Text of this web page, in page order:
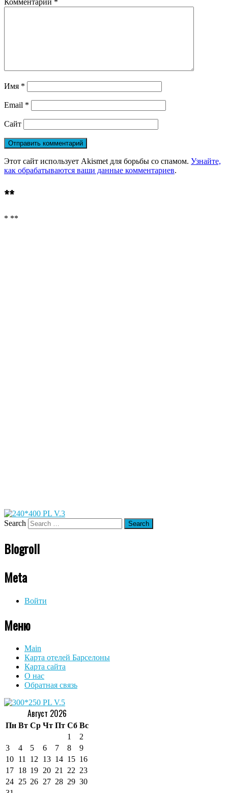
Комментарий *
Имя *
Email *
Сайт
Этот сайт использует Akismet для борьбы со спамом. Узнайте,
как обрабатываются ваши данные комментариев.
**
* **
Search
Blogroll
Meta
Войти
Меню
Main
Карта отелей Барселоны
Карта сайта
О нас
Обратная связь
Август 2026
Пн Вт Ср Чт Пт Сб Вс
1
2
3
4 5 6 7 8
9
10 11 12 13 14 15 16
17 18 19 20 21 22 23
24 25 26 27 28 29 30